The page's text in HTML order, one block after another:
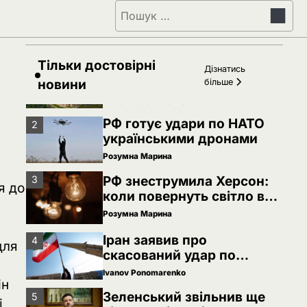
Пошук:
до
Тільки достовірні
новини
Дізнатись
більше
Зеленський звільнив ще
сімох керівників
дипломатичних місій
Ivanov Ponomarenko
Київська нерухомість
після 2025 року: які
вигляд столиці
2
РФ готує удари по НАТО
українськими дронами
Розумна Марина
3
РФ знеструмила Херсон:
коли повернуть світло в
оселі
Розумна Марина
4
Іран заявив про
скасований удар по
Україні після контактів
Ivanov Ponomarenko
5
Зеленський звільнив ще